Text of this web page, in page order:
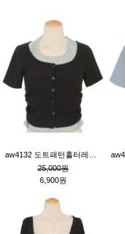
25,000원
6,900원